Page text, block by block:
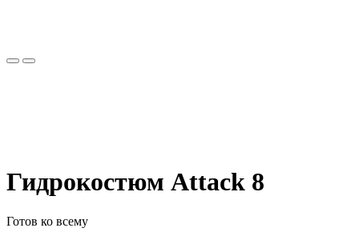
Гидрокостюм Attack 8
Готов ко всему